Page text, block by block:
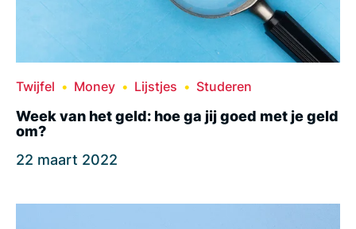
Twijfel Money Lijstjes Studeren
Week van het geld: hoe ga jij goed met je geld
om?
22 maart 2022